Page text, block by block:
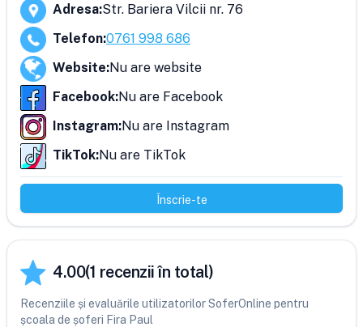
Adresa:Str. Bariera Vilcii nr. 76
Telefon:0761 998 686
Website:Nu are website
Facebook:Nu are Facebook
Instagram:Nu are Instagram
TikTok:Nu are TikTok
Înscrie-te
4.00(1 recenzii în total)
Recenziile și evaluările utilizatorilor SoferOnline pentru
școala de șoferi Fira Paul